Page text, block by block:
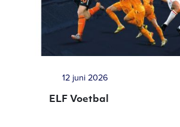
12 juni 2026
ELF Voetbal